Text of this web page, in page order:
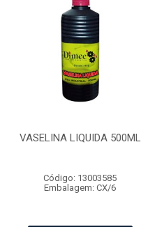
VASELINA LIQUIDA 500ML
Código: 13003585
Embalagem: CX/6